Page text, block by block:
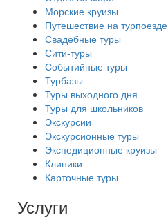
Морские круизы
Путешествие на турпоезде
Свадебные туры
Сити-туры
Событийные туры
Турбазы
Туры выходного дня
Туры для школьников
Экскурсии
Экскурсионные туры
Экспедиционные круизы
Клиники
Карточные туры
Услуги